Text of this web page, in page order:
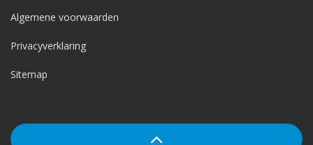
Algemene voorwaarden
Privacyverklaring
Sitemap